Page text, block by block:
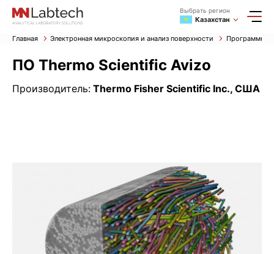
Выбрать регион
Казахстан
Главная Электронная микроскопия и анализ поверхности Программное
ПО Thermo Scientific Avizo
Производитель: Thermo Fisher Scientific Inc., США